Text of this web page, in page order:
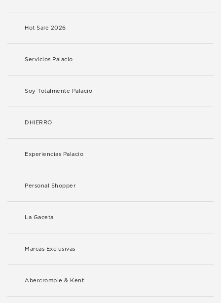
Hot Sale 2026
Servicios Palacio
Soy Totalmente Palacio
DHIERRO
Experiencias Palacio
Personal Shopper
La Gaceta
Marcas Exclusivas
Abercrombie & Kent